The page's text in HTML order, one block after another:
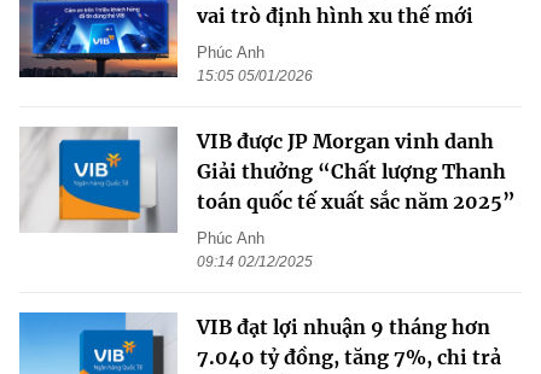
vai trò định hình xu thế mới
Phúc Anh
15:05 05/01/2026
VIB được JP Morgan vinh danh
Giải thưởng “Chất lượng Thanh
toán quốc tế xuất sắc năm 2025”
Phúc Anh
09:14 02/12/2025
VIB đạt lợi nhuận 9 tháng hơn
7.040 tỷ đồng, tăng 7%, chi trả